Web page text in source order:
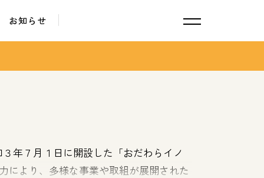
お知らせ
年７月１日に開設した「おだわらイノ
により、多様な事業や取組が展開された